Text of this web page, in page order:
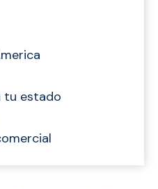
tu estado